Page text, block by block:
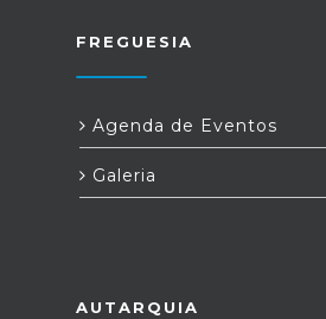
FREGUESIA
Agenda de Eventos
Galeria
AUTARQUIA